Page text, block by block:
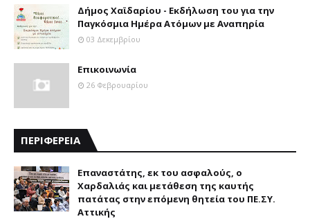
Δήμος Χαϊδαρίου - Εκδήλωση του για την
Παγκόσμια Ημέρα Ατόμων με Αναπηρία
03 Δεκεμβρίου
Επικοινωνία
26 Φεβρουαρίου
ΠΕΡΙΦΕΡΕΙΑ
Επαναστάτης, εκ του ασφαλούς, ο
Χαρδαλιάς και μετάθεση της καυτής
πατάτας στην επόμενη θητεία του ΠΕ.ΣΥ.
Αττικής